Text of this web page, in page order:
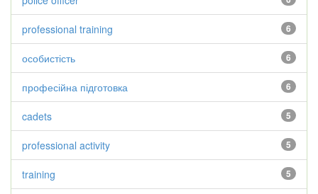
6
professional training
6
особистість
6
професійна підготовка
5
cadets
5
professional activity
5
training